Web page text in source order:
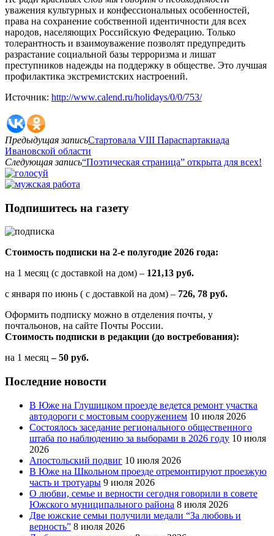
уважения культурных и конфессиональных особенностей,
права на сохранение собственной идентичности для всех
народов, населяющих Российскую Федерацию. Только
толерантность и взаимоуважение позволят предупредить
разрастание социальной базы терроризма и лишат
преступников надежды на поддержку в обществе. Это лучшая
профилактика экстремистских настроений.
Источник: http://www.calend.ru/holidays/0/0/753/
Предыдущая записьСтартовала VIII Параспартакиада
Ивановской области
Следующая запись“Поэтическая страница” открыта для всех!
Подпишитесь на газету
Стоимость подписки на 2-е полугодие 2026 года:
на 1 месяц (с доставкой на дом) – 121,13 руб.
с января по июнь ( с доставкой на дом) – 726, 78 руб.
Оформить подписку можно в отделения почты, у
почтальонов, на сайте Почты России.
Стоимость подписки в редакции (до востребования):
на 1 месяц – 50 руб.
Последние новости
В Юже на Глушицком проезде ведется ремонт участка
автодороги с мостовым сооружением 10 июля 2026
Состоялось заседание регионального общественного
штаба по наблюдению за выборами в 2026 году 10 июля
2026
Апостольский подвиг 10 июля 2026
В Юже на Школьном проезде отремонтируют проезжую
часть и тротуары 9 июля 2026
О любви, семье и верности сегодня говорили в совете
Южского муниципального района 8 июля 2026
Две южские семьи получили медали “За любовь и
верность” 8 июля 2026